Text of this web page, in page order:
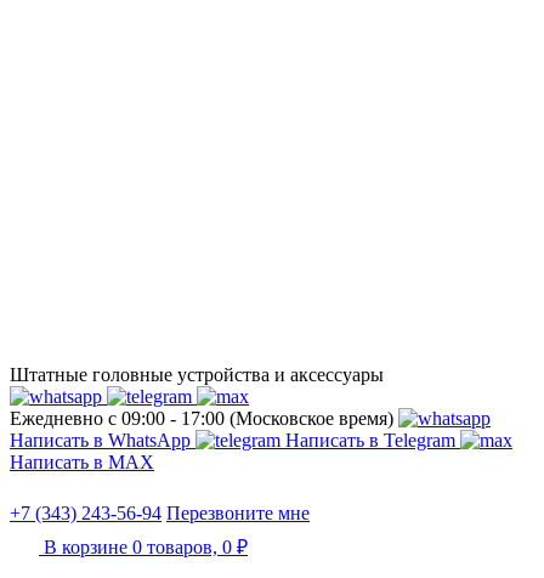
Штатные головные устройства и аксессуары
Ежедневно с 09:00 - 17:00 (Московское время)
Написать в WhatsApp
Написать в Telegram
Написать в МАХ
+7 (343) 243-56-94 Перезвоните мне
В корзине 0 товаров, 0 ₽